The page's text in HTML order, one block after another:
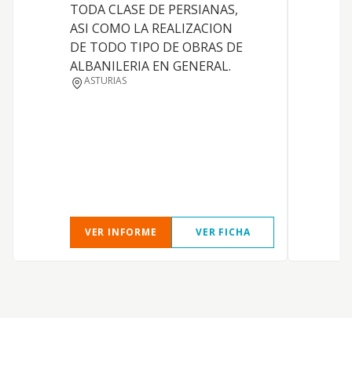
TODA CLASE DE PERSIANAS,
ASI COMO LA REALIZACION
DE TODO TIPO DE OBRAS DE
ALBANILERIA EN GENERAL.
ASTURIAS
VER INFORME VER FICHA